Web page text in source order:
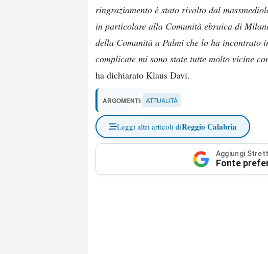
ringraziamento è stato rivolto dal
in particolare alla Comunità ebraica di
della Comunità a Palmi che lo ha incontrato
complicate mi sono state tutte molto vicine
ha dichiarato Klaus Davi.
ARGOMENTI: ATTUALITÀ
Leggi altri articoli diReggio Calabria
Aggiungi
Fonte